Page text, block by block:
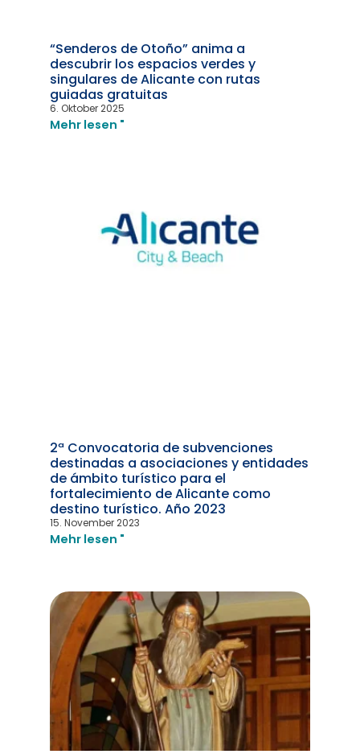
“Senderos de Otoño” anima a
descubrir los espacios verdes y
singulares de Alicante con rutas
guiadas gratuitas
6. Oktober 2025
Mehr lesen "
2ª Convocatoria de subvenciones
destinadas a asociaciones y entidades
de ámbito turístico para el
fortalecimiento de Alicante como
destino turístico. Año 2023
15. November 2023
Mehr lesen "